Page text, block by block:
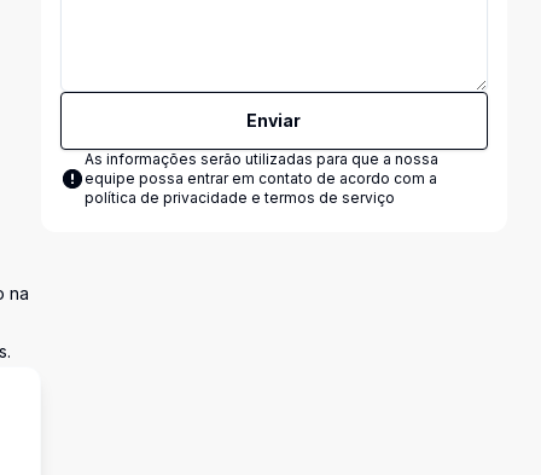
na
Enviar
As informações serão utilizadas para que a nossa
equipe possa entrar em contato de acordo com a
política de privacidade e termos de serviço